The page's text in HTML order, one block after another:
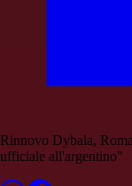
Rinnovo Dybala,
ufficiale all'argentino"